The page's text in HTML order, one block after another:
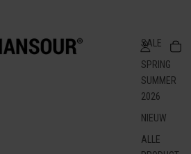
SALE
SPRING
SUMMER
2026
NIEUW
ALLE